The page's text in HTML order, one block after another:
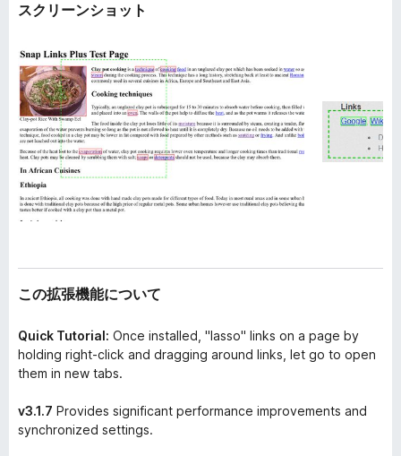
スクリーンショット
この拡張機能について
Quick Tutorial: Once installed, "lasso" links on a page by
holding right-click and dragging around links, let go to open
them in new tabs.
v3.1.7 Provides significant performance improvements and
synchronized settings.